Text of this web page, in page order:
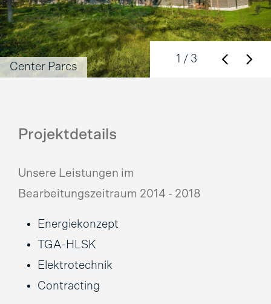
Center Parcs
1 / 3
Projektdetails
Unsere Leistungen im
Bearbeitungszeitraum 2014 - 2018
Energiekonzept
TGA-HLSK
Elektrotechnik
Contracting